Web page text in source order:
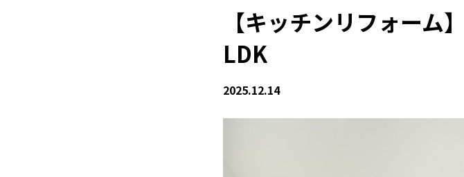
【キッチンリフォーム
LDK
2025.12.14